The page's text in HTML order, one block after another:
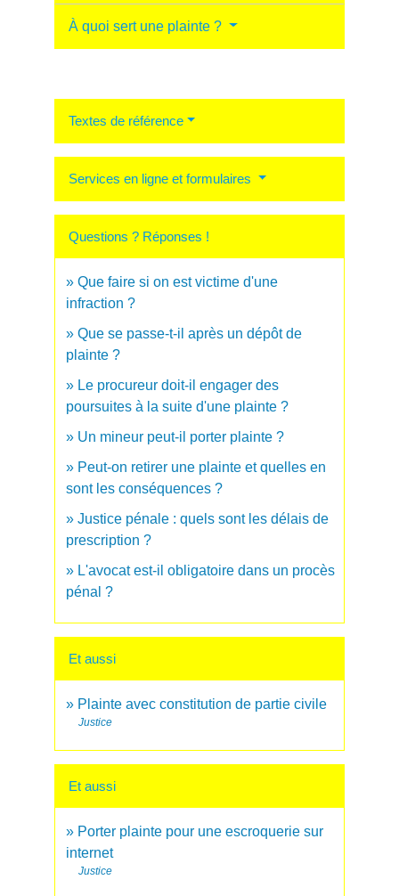
À quoi sert une plainte ?
Textes de référence
Services en ligne et formulaires
Questions ? Réponses !
Que faire si on est victime d'une
infraction ?
Que se passe-t-il après un dépôt de
plainte ?
Le procureur doit-il engager des
poursuites à la suite d'une plainte ?
Un mineur peut-il porter plainte ?
Peut-on retirer une plainte et quelles en
sont les conséquences ?
Justice pénale : quels sont les délais de
prescription ?
L'avocat est-il obligatoire dans un procès
pénal ?
Et aussi
Plainte avec constitution de partie civile
Justice
Et aussi
Porter plainte pour une escroquerie sur
internet
Justice